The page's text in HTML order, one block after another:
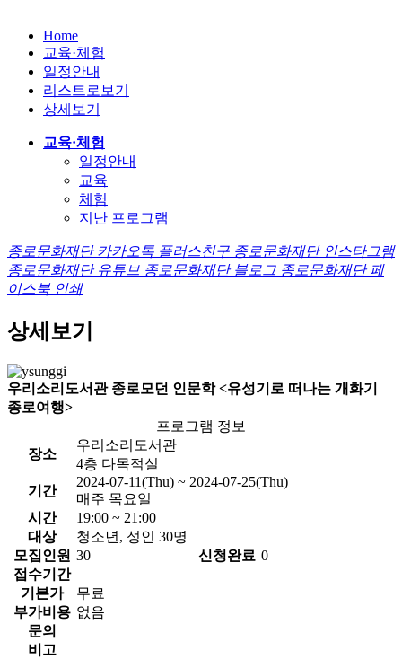
Home
교육·체험
일정안내
리스트로보기
상세보기
교육·체험
일정안내
교육
체험
지난 프로그램
종로문화재단 카카오톡 플러스친구 종로문화재단 인스타그램
종로문화재단 유튜브 종로문화재단 블로그 종로문화재단 페
이스북 인쇄
상세보기
우리소리도서관 종로모던 인문학 <유성기로 떠나는 개화기
종로여행>
프로그램 정보
장소
우리소리도서관
4층 다목적실
기간
2024-07-11(Thu) ~ 2024-07-25(Thu)
매주 목요일
시간
19:00 ~ 21:00
대상
청소년, 성인 30명
모집인원 30 신청완료 0
접수기간
기본가
무료
부가비용 없음
문의
비고